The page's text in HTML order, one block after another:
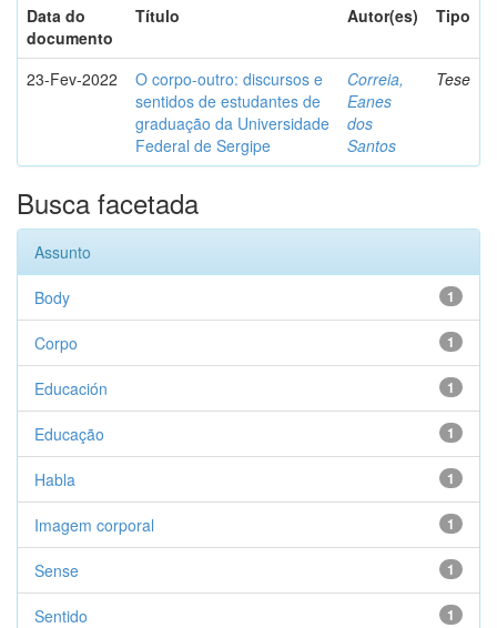
Data do
documento
Título Autor(es) Tipo
23-Fev-2022
O corpo-outro: discursos e
sentidos de estudantes de
graduação da Universidade
Federal de Sergipe
Correia,
Eanes
dos
Santos
Tese
Busca facetada
Assunto
1
Body
1
Corpo
1
Educación
1
Educação
1
Habla
1
Imagem corporal
1
Sense
1
Sentido